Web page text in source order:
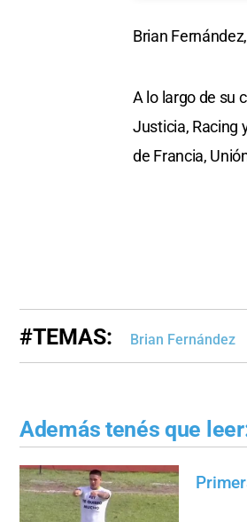
Brian
A lo largo de su
Justicia, Racing
de Francia,
#TEMAS: Brian Fernández
Además tenés que